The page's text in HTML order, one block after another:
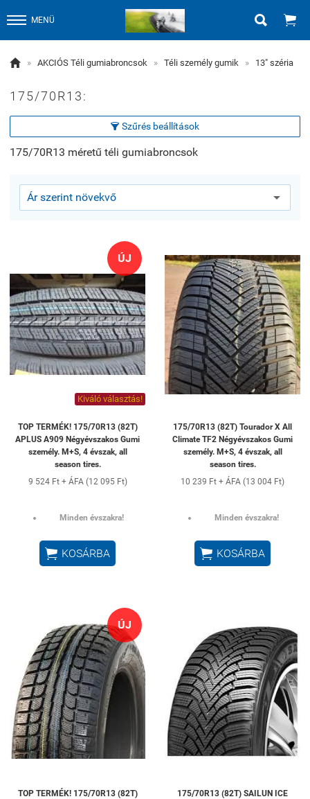
MENÜ  
 » AKCIÓS Téli gumiabroncsok » Téli személy gumik » 13" széria
175/70R13:
 Szűrés beállítások
175/70R13 méretű téli gumiabroncsok
ÚJ
Kiváló választás!
TOP TERMÉK! 175/70R13 (82T)
APLUS A909 Négyévszakos Gumi
személy. M+S, 4 évszak, all
season tires.
9 524 Ft + ÁFA (12 095 Ft)
Minden évszakra!
 KOSÁRBA
175/70R13 (82T) Tourador X All
Climate TF2 Négyévszakos Gumi
személy. M+S, 4 évszak, all
season tires.
10 239 Ft + ÁFA (13 004 Ft)
Minden évszakra!
 KOSÁRBA
ÚJ
TOP TERMÉK! 175/70R13 (82T)
175/70R13 (82T) SAILUN ICE